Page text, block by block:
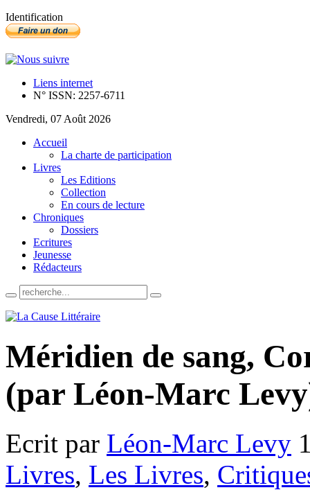
Identification
Liens internet
N° ISSN: 2257-6711
Vendredi, 07 Août 2026
Accueil
La charte de participation
Livres
Les Editions
Collection
En cours de lecture
Chroniques
Dossiers
Ecritures
Jeunesse
Rédacteurs
Méridien de sang,
(par Léon-Marc
Ecrit par Léon-Marc Levy
Livres, Les Livres,